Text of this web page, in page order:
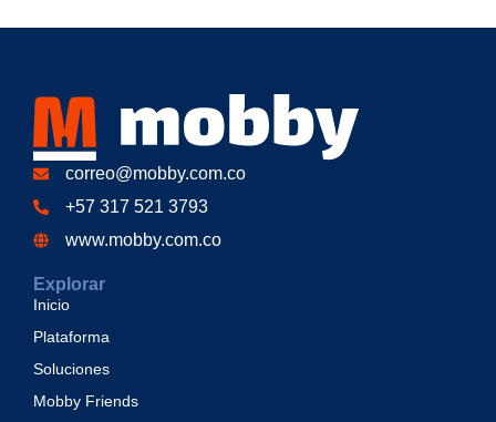
correo@mobby.com.co
+57 317 521 3793
www.mobby.com.co
Explorar
Inicio
Plataforma
Soluciones
Mobby Friends